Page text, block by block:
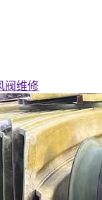
阀维修